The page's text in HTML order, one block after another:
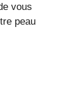
vous
peau